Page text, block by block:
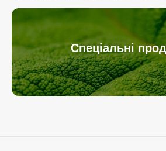
Спеціальні